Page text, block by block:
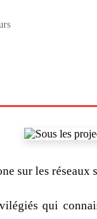
sur les réseaux
qui